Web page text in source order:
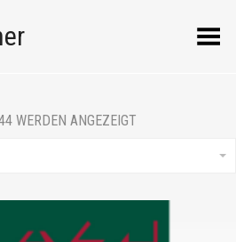
Menü umschalten
WERDEN ANGEZEIGT